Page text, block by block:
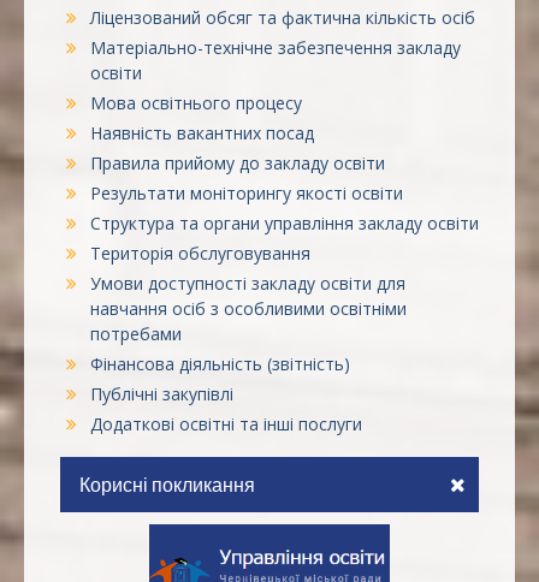
Ліцензований обсяг та фактична кількість осіб
Матеріально-технічне забезпечення закладу
освіти
Мова освітнього процесу
Наявність вакантних посад
Правила прийому до закладу освіти
Результати моніторингу якості освіти
Структура та органи управління закладу освіти
Територія обслуговування
Умови доступності закладу освіти для
навчання осіб з особливими освітніми
потребами
Фінансова діяльність (звітність)
Публічні закупівлі
Додаткові освітні та інші послуги
Корисні покликання